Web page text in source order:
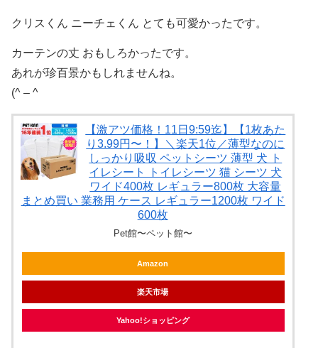
クリスくん ニーチェくん とても可愛かったです。
カーテンの丈 おもしろかったです。
あれが珍百景かもしれませんね。
(^ – ^
【激アツ価格！11日9:59迄】【1枚あた
り3.99円〜！】＼楽天1位／薄型なのに
しっかり吸収 ペットシーツ 薄型 犬 ト
イレシート トイレシーツ 猫 シーツ 犬
ワイド400枚 レギュラー800枚 大容量
まとめ買い 業務用 ケース レギュラー1200枚 ワイド
600枚
Pet館〜ペット館〜
Amazon
楽天市場
Yahoo!ショッピング